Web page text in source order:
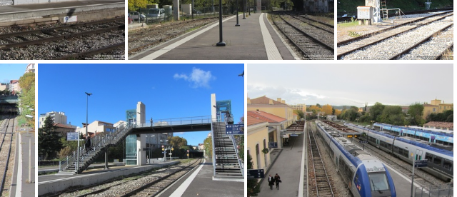
IMG 4040 IMG 4039 IMG 4032